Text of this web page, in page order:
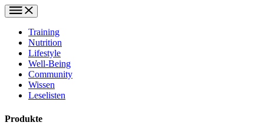
Training
Nutrition
Lifestyle
Well-Being
Community
Wissen
Leselisten
Produkte